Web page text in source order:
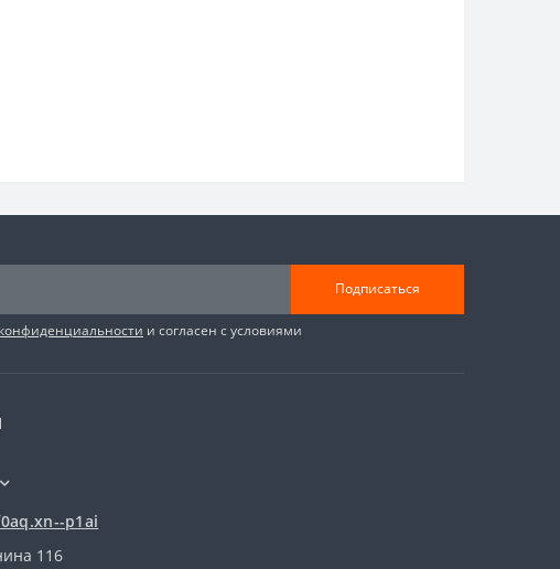
Подписаться
и согласен с условиями
p1ai
116